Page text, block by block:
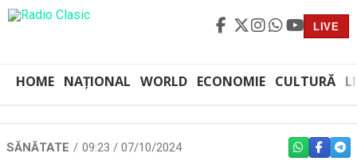
LIVE
HOME NAȚIONAL WORLD ECONOMIE CULTURĂ
SĂNĂTATE 09:23 / 07/10/2024 WHATSAPP